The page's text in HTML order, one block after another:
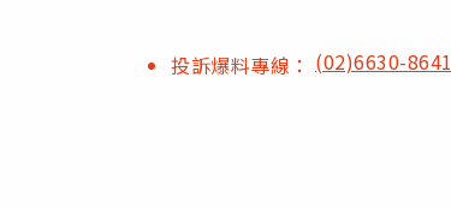
投訴爆料專線： (02)6630-8641